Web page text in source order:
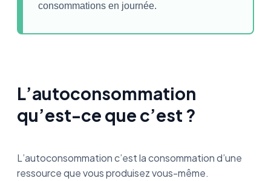
consommations en journée.
L’autoconsommation
qu’est-ce que c’est ?
L’autoconsommation c’est la consommation d’une
ressource que vous produisez vous-même.
Pour aller plus loin : Consuel photovoltaïque